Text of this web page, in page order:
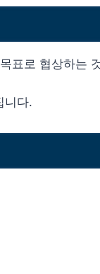
표로 협상하는
니다.